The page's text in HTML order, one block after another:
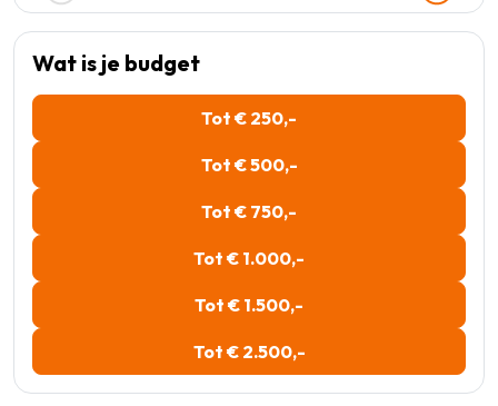
Wat is je budget
Tot € 250,-
Tot € 500,-
Tot € 750,-
Tot € 1.000,-
Tot € 1.500,-
Tot € 2.500,-